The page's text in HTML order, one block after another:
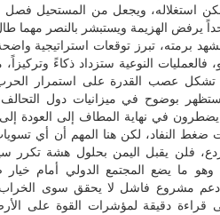
استغلاله، ويجعل من المستحيل فصل
يرفض الهزيمة ويستبشر بالنصر مهما
برمته، تبرز توقعات استراتيجية
فالعمليات النوعية ستزداد ذكاءً
تشكل عصب القدرة على استمرار
بوضوح في ميزانيات دول
يضطرون في نهاية المطاف إلى العودة
ضغط النفاد، لكن هنا المهم أن أي
وهو ما يضع المجتمع الدولي أمام
مشروع فاشل لا يحقق سوى الخراب
قراءة دقيقة لمؤشرات القوة على